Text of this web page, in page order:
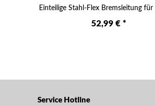
Einteilige Stahl-Flex Bremsleitung
52,99 € *
Service Hotline